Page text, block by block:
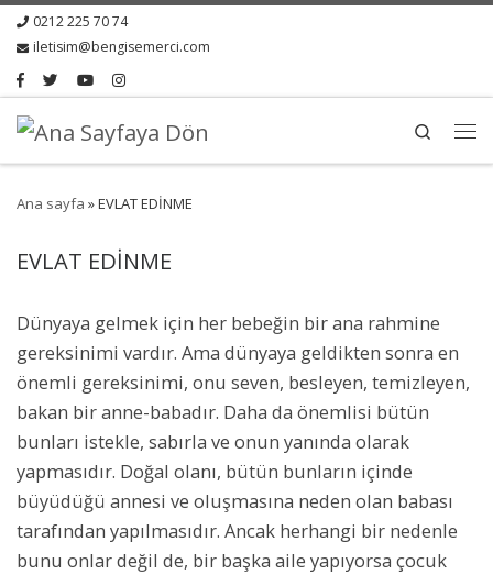
0212 225 70 74
iletisim@bengisemerci.com
Search
Ana sayfa »EVLAT EDİNME
EVLAT EDİNME
Dünyaya gelmek için her bebeğin bir ana rahmine
gereksinimi vardır. Ama dünyaya geldikten sonra en
önemli gereksinimi, onu seven, besleyen, temizleyen,
bakan bir anne-babadır. Daha da önemlisi bütün
bunları istekle, sabırla ve onun yanında olarak
yapmasıdır. Doğal olanı, bütün bunların içinde
büyüdüğü annesi ve oluşmasına neden olan babası
tarafından yapılmasıdır. Ancak herhangi bir nedenle
bunu onlar değil de, bir başka aile yapıyorsa çocuk